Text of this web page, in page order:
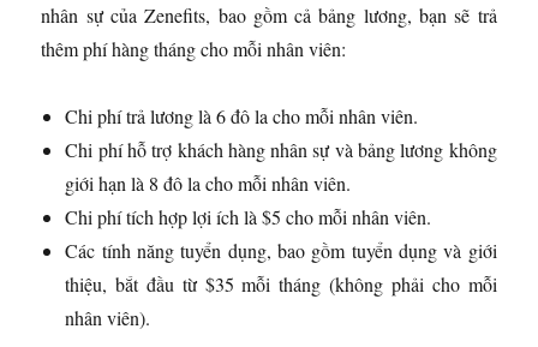
nhân sự của Zenefits, bao gồm cả bảng lương, bạn sẽ trả
thêm phí hàng tháng cho mỗi nhân viên:
Chi phí trả lương là 6 đô la cho mỗi nhân viên.
Chi phí hỗ trợ khách hàng nhân sự và bảng lương không
giới hạn là 8 đô la cho mỗi nhân viên.
Chi phí tích hợp lợi ích là $5 cho mỗi nhân viên.
Các tính năng tuyển dụng, bao gồm tuyển dụng và giới
thiệu, bắt đầu từ $35 mỗi tháng (không phải cho mỗi
nhân viên).